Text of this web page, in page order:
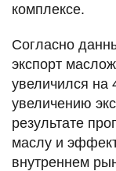
комплексе.
Согласно
экспорт
увеличился на
увеличению
результате
маслу и
внутреннем